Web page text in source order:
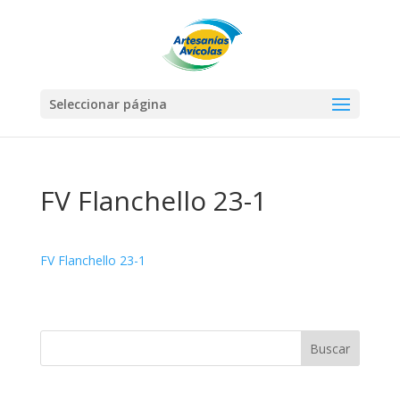
Seleccionar página
FV Flanchello 23-1
FV Flanchello 23-1